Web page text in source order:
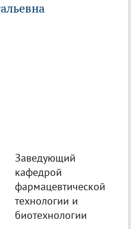
Заведующий
кафедрой
фармацевтической
технологии и
биотехнологии